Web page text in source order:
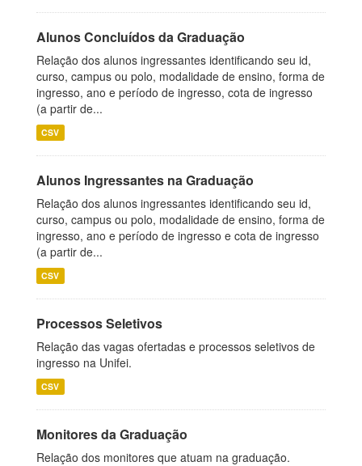
Alunos Concluídos da Graduação
Relação dos alunos ingressantes identificando seu id,
curso, campus ou polo, modalidade de ensino, forma de
ingresso, ano e período de ingresso, cota de ingresso
(a partir de...
CSV
Alunos Ingressantes na Graduação
Relação dos alunos ingressantes identificando seu id,
curso, campus ou polo, modalidade de ensino, forma de
ingresso, ano e período de ingresso e cota de ingresso
(a partir de...
CSV
Processos Seletivos
Relação das vagas ofertadas e processos seletivos de
ingresso na Unifei.
CSV
Monitores da Graduação
Relação dos monitores que atuam na graduação.